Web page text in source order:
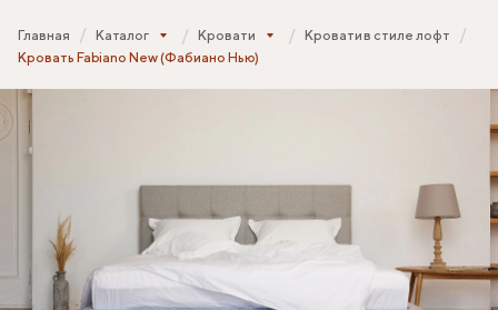
Главная Каталог Кровати
Кровати в стиле лофт
Кровать Fabiano New (Фабиано Нью)